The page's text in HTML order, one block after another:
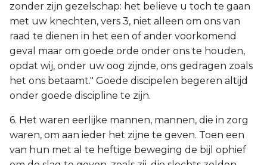
zonder zijn gezelschap: het believe u toch te gaan
met uw knechten, vers 3, niet alleen om ons van
raad te dienen in het een of ander voorkomend
geval maar om goede orde onder ons te houden,
opdat wij, onder uw oog zijnde, ons gedragen zoals
het ons betaamt." Goede discipelen begeren altijd
onder goede discipline te zijn.
6. Het waren eerlijke mannen, mannen, die in zorg
waren, om aan ieder het zijne te geven. Toen een
van hun met al te heftige beweging de bijl ophief